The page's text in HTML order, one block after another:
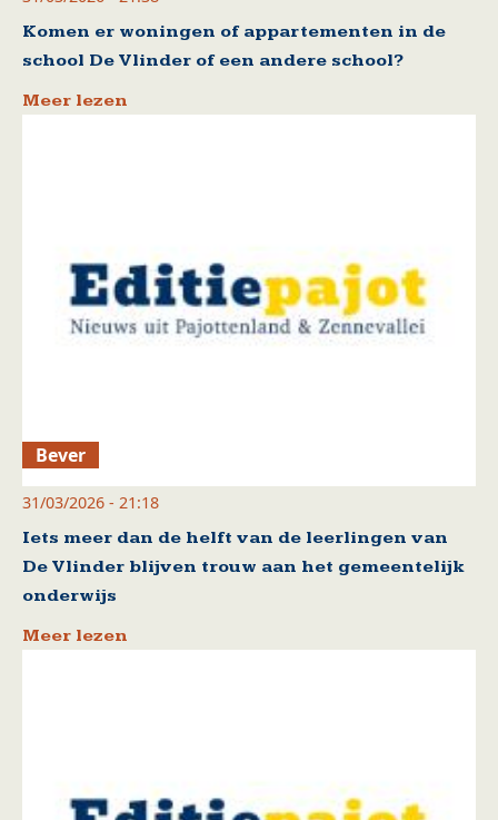
Komen er woningen of appartementen in de
school De Vlinder of een andere school?
Meer lezen
Bever
31/03/2026 - 21:18
Iets meer dan de helft van de leerlingen van
De Vlinder blijven trouw aan het gemeentelijk
onderwijs
Meer lezen